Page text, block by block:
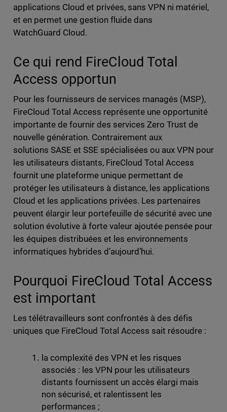
applications Cloud et privées, sans VPN ni matériel,
et en permet une gestion fluide dans
WatchGuard Cloud.
Ce qui rend FireCloud Total
Access opportun
Pour les fournisseurs de services managés (MSP),
FireCloud Total Access représente une opportunité
importante de fournir des services Zero Trust de
nouvelle génération. Contrairement aux
solutions SASE et SSE spécialisées ou aux VPN pour
les utilisateurs distants, FireCloud Total Access
fournit une plateforme unique permettant de
protéger les utilisateurs à distance, les applications
Cloud et les applications privées. Les partenaires
peuvent élargir leur portefeuille de sécurité avec une
solution évolutive à forte valeur ajoutée pensée pour
les équipes distribuées et les environnements
informatiques hybrides d’aujourd’hui.
Pourquoi FireCloud Total Access
est important
Les télétravailleurs sont confrontés à des défis
uniques que FireCloud Total Access sait résoudre :
la complexité des VPN et les risques
associés : les VPN pour les utilisateurs
distants fournissent un accès élargi mais
non sécurisé, et ralentissent les
performances ;